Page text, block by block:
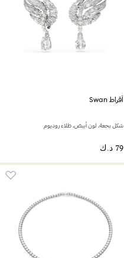
أقراط Swan
شكل بجعة، لون أبيض، طلاء روديوم